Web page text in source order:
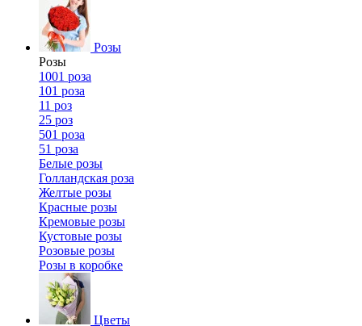
Розы
Розы
1001 роза
101 роза
11 роз
25 роз
501 роза
51 роза
Белые розы
Голландская роза
Желтые розы
Красные розы
Кремовые розы
Кустовые розы
Розовые розы
Розы в коробке
Цветы